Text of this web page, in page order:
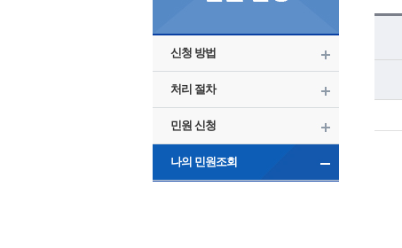
신청 방법
처리 절차
민원 신청
나의 민원조회